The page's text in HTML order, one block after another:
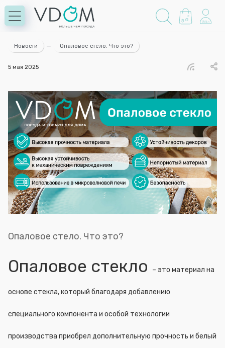
Новости — Опаловое стело. Что это?
5 мая 2025
Опаловое стело. Что это?
Опаловое стекло – это материал на
основе стекла, который благодаря добавлению
специального компонента и особой технологии
производства приобрел дополнительную прочность и белый